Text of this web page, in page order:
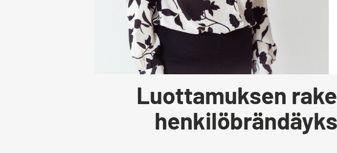
Luottamuksen